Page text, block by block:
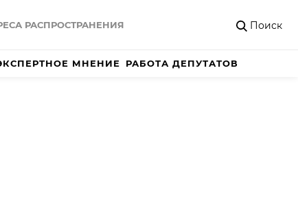
РАСПРОСТРАНЕНИЯ Поиск
МНЕНИЕ РАБОТА ДЕПУТАТОВ